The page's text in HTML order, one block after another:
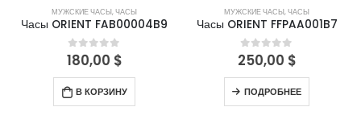
МУЖСКИЕ ЧАСЫ,ЧАСЫ
Часы ORIENT FAB00004B9
0out of 5
180,00 $
В КОРЗИНУ
МУЖСКИЕ ЧАСЫ,ЧАСЫ
Часы ORIENT FFPAA001B7
0out of 5
250,00 $
ПОДРОБНЕЕ